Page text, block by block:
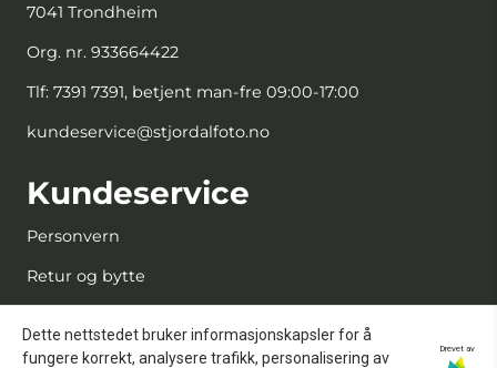
7041 Trondheim
Org. nr. 933664422
Tlf: 7391 7391, betjent man-fre 09:00-17:00
kundeservice@stjordalfoto.no
Kundeservice
Personvern
Retur og bytte
Kontakt oss
Dette nettstedet bruker informasjonskapsler for å
fungere korrekt, analysere trafikk, personalisering av
Drevet av